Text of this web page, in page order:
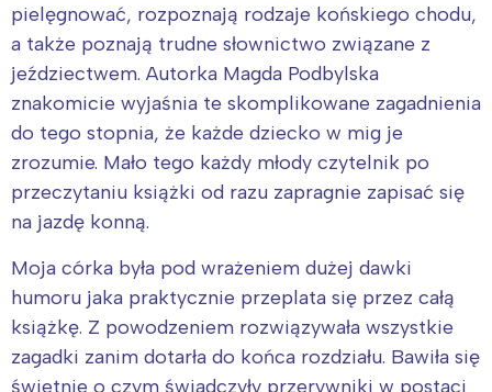
pielęgnować, rozpoznają rodzaje końskiego chodu,
a także poznają trudne słownictwo związane z
jeździectwem. Autorka Magda Podbylska
znakomicie wyjaśnia te skomplikowane zagadnienia
do tego stopnia, że każde dziecko w mig je
zrozumie. Mało tego każdy młody czytelnik po
przeczytaniu książki od razu zapragnie zapisać się
na jazdę konną.
Moja córka była pod wrażeniem dużej dawki
humoru jaka praktycznie przeplata się przez całą
książkę. Z powodzeniem rozwiązywała wszystkie
zagadki zanim dotarła do końca rozdziału. Bawiła się
świetnie o czym świadczyły przerywniki w postaci